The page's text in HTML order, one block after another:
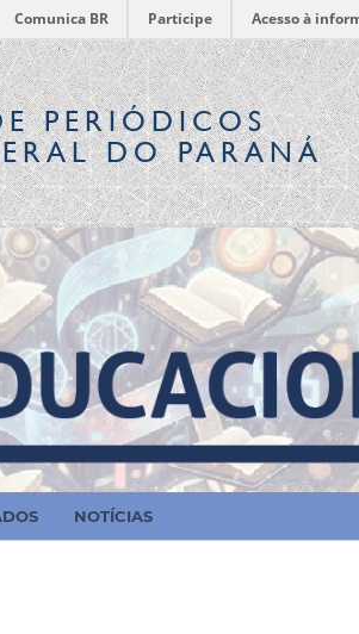
Comunica BR Participe Acesso à
PERIÓDICOS
DO PARANÁ
NOTÍCIAS